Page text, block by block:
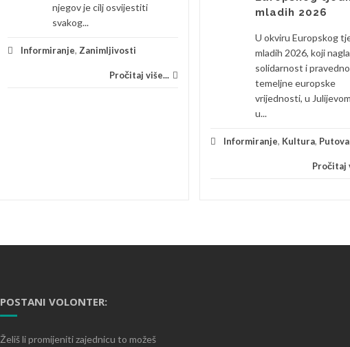
njegov je cilj osvijestiti
svakog...
Informiranje, Zanimljivosti
Pročitaj više...
mladih 2026
U okviru Europskog
mladih 2026, koji
solidarnost i
temeljne europske
vrijednosti, u
u...
Informiranje, Kultura,
Pročitaj
POSTANI VOLONTER:
Želiš li promijeniti zajednicu to možeš